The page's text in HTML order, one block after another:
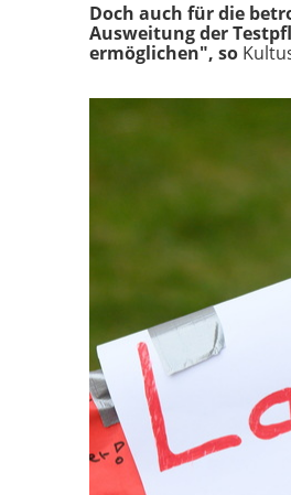
Doch auch für die
Ausweitung der
ermöglichen", so